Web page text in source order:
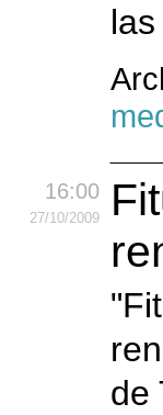
16:00
27/10/2009
de